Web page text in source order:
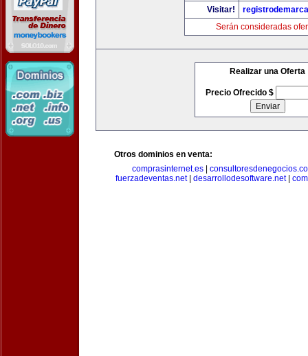
Visitar!
Serán consideradas
Realizar una Oferta
Precio Ofrecido $
Otros dominios en venta:
comprasinternet.es|
fuerzadeventas.net| desarrollodesoftware.net|